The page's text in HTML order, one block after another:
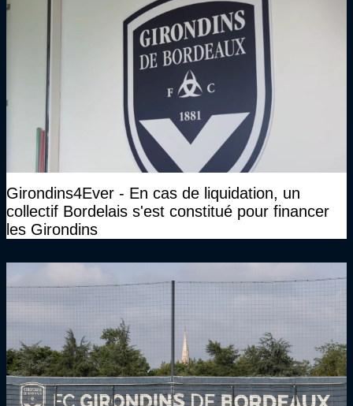
Girondins4Ever - En cas de liquidation, un
collectif Bordelais s'est constitué pour financer
les Girondins